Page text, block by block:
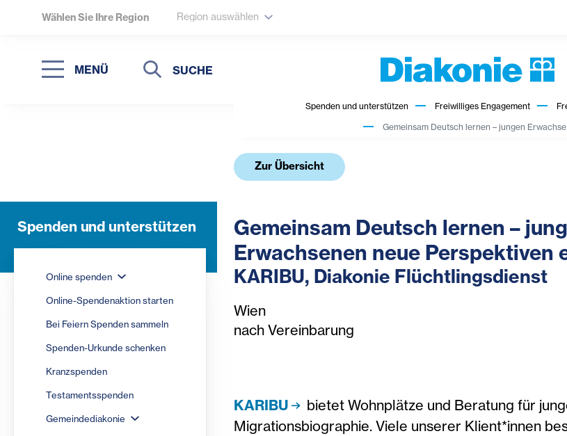
Wählen Sie Ihre Region Region auswählen
MENÜ
Suche
Suche
Spenden und unterstützen Freiwilliges Engagement
Gemeinsam Deutsch lernen – jungen
Spenden und unterstützen
Online spenden
Online-Spendenaktion starten
Bei Feiern Spenden sammeln
Spenden-Urkunde schenken
Kranzspenden
Testamentsspenden
Gemeindediakonie
Zur Übersicht
Gemeinsam Deutsch lernen –
Erwachsenen neue Perspektiven
KARIBU, Diakonie Flüchtlingsdienst
Wien
nach Vereinbarung
KARIBU
bietet Wohnplätze und Beratung für
Migrationsbiographie. Viele unserer Klient*innen